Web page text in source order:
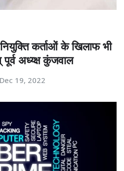
कर्ताओं के खिलाफ भी
पूर्व अध्य्क्ष कुंजवाल
Dec 19, 2022